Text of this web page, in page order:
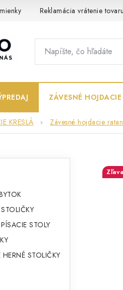
Reklamácia vrátenie tovaru
ZÁVESNÉ
KRESLÁ Závesné hojdacie
STOLY
HERNÉ STOLIČKY